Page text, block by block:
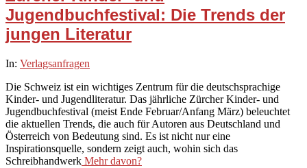
Jugendbuchfestival: Die Trends der
jungen Literatur
2026-
04
In: Verlagsanfragen
Die Schweiz ist ein wichtiges Zentrum für die deutschsprachige
Kinder- und Jugendliteratur. Das jährliche Zürcher Kinder- und
Jugendbuchfestival (meist Ende Februar/Anfang März) beleuchtet
die aktuellen Trends, die auch für Autoren aus Deutschland und
Österreich von Bedeutung sind. Es ist nicht nur eine
Inspirationsquelle, sondern zeigt auch, wohin sich das
Schreibhandwerk Mehr davon?